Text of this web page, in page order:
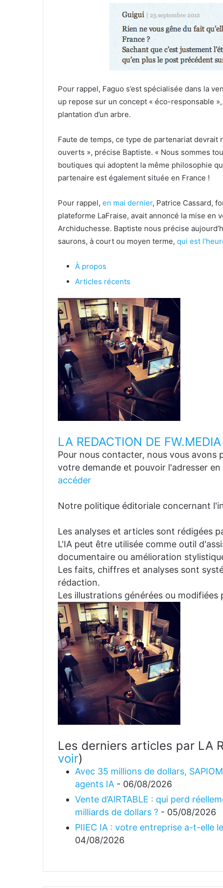
Pour rappel, Faguo s’est spécialisée dans la
up repose sur un concept « éco-responsable
plantation d’un arbre.
Faute de temps, ce type de partenariat
ouverts », précise Baptiste. « Nous sommes
boutiques qui adoptent la même philosophie
partenaire est également située en France !
Pour rappel, en mai dernier, Patrice Cassard,
plateforme LaFraise, avait annoncé la mise en
Archiduchesse. Baptiste nous précise
saurons, à court ou moyen terme, qui est
À propos
Articles récents
LA REDACTION DE FW.MEDIA
Pour nous contacter, nous vous
votre demande et pouvoir l'adresser
accéder
Notre politique éditoriale concernant
Les analyses et articles sont rédigées
L'IA peut être utilisée comme outil
documentaire ou amélioration
Les faits, chiffres et analyses sont
rédaction.
Les illustrations générées ou
Les derniers articles par LA
voir)
Avec 35 millions de dollars,
agents IA - 06/08/2026
Vente d’AIRTABLE : qui perd
milliards de dollars ? - 05/08/2026
PIIEC IA : votre entreprise a-t-elle
04/08/2026